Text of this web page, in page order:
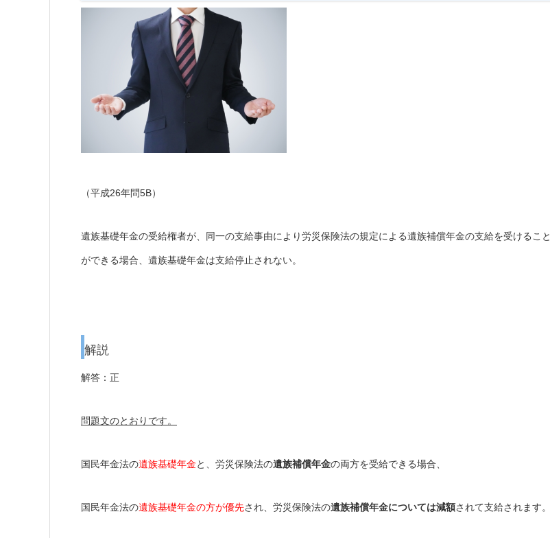
（平成26年問5B）
遺族基礎年金の受給権者が、同一の支給事由により労災保険法の規定による遺族補償年金の支給を受けること
ができる場合、遺族基礎年金は支給停止されない。
解説
解答：正
問題文のとおりです。
国民年金法の遺族基礎年金と、労災保険法の遺族補償年金の両方を受給できる場合、
国民年金法の遺族基礎年金の方が優先され、労災保険法の遺族補償年金については減額されて支給されます。